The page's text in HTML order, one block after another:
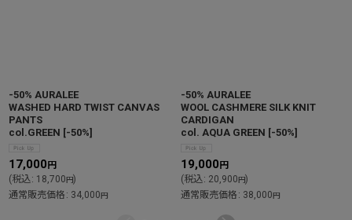
-50% AURALEE
WASHED HARD TWIST CANVAS
PANTS
col.GREEN [-50%]
17,000円
(税込: 18,700円)
通常販売価格 : 34,000円
-50% AURALEE
WOOL CASHMERE SILK KNIT
CARDIGAN
col. AQUA GREEN [-50%]
19,000円
(税込: 20,900円)
通常販売価格 : 38,000円